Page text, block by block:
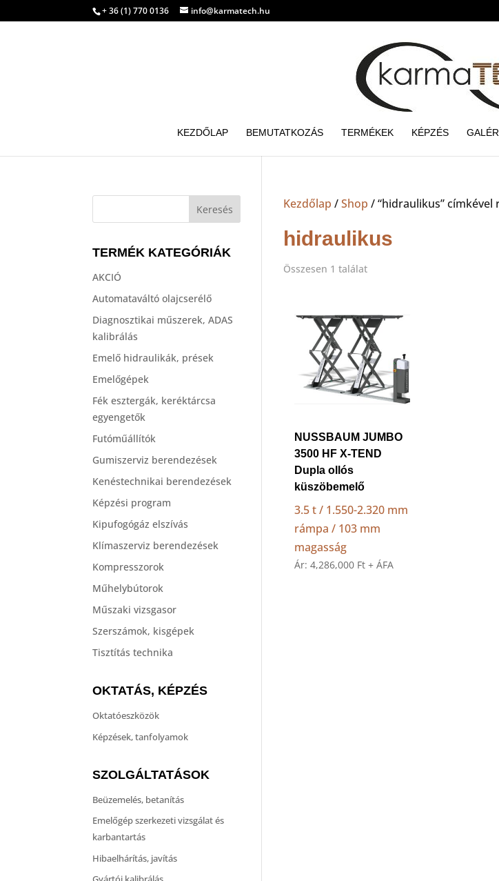
+ 36 (1) 770 0136 info@karmatech.hu
KEZDŐLAP BEMUTATKOZÁS TERMÉKEK KÉPZÉS
Kezdőlap /Shop / “hidraulikus”
hidraulikus
Összesen 1 találat
NUSSBAUM JUMBO
3500 HF X-TEND
Dupla ollós
küszöbemelő
3.5 t / 1.550-2.320 mm
rámpa / 103 mm
magasság
Ár:4,286,000 Ft + ÁFA
TERMÉK KATEGÓRIÁK
AKCIÓ
Automataváltó olajcserélő
Diagnosztikai műszerek, ADAS
kalibrálás
Emelő hidraulikák, prések
Emelőgépek
Fék esztergák, keréktárcsa
egyengetők
Futóműállítók
Gumiszerviz berendezések
Kenéstechnikai berendezések
Képzési program
Kipufogógáz elszívás
Klímaszerviz berendezések
Kompresszorok
Műhelybútorok
Műszaki vizsgasor
Szerszámok, kisgépek
Tisztítás technika
OKTATÁS, KÉPZÉS
Oktatóeszközök
Képzések, tanfolyamok
SZOLGÁLTATÁSOK
Beüzemelés, betanítás
Emelőgép szerkezeti vizsgálat és
karbantartás
Hibaelhárítás, javítás